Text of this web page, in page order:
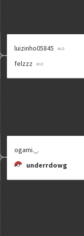
luizinho05845
felzzz
ogami._.
underrdowg